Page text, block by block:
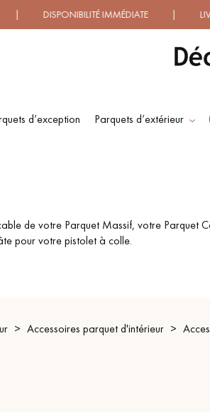
IMMÉDIATE |
d’exception Parquets d’extérieur
CONTRECOLLÉ -
FLOTTANT
de votre Parquet Massif, votre Parquet
pour votre pistolet à colle.
Accessoires parquet d'intérieur